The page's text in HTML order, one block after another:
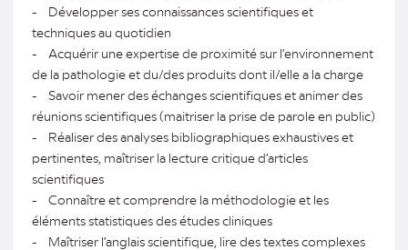
- Développer ses connaissances scientifiques et
techniques au quotidien
- Acquérir une expertise de proximité sur l’environnement
de la pathologie et du/des produits dont il/elle a la charge
- Savoir mener des échanges scientifiques et animer des
réunions scientifiques (maitriser la prise de parole en public)
- Réaliser des analyses bibliographiques exhaustives et
pertinentes, maîtriser la lecture critique d’articles
scientifiques
- Connaître et comprendre la méthodologie et les
éléments statistiques des études cliniques
- Maîtriser l’anglais scientifique, lire des textes complexes